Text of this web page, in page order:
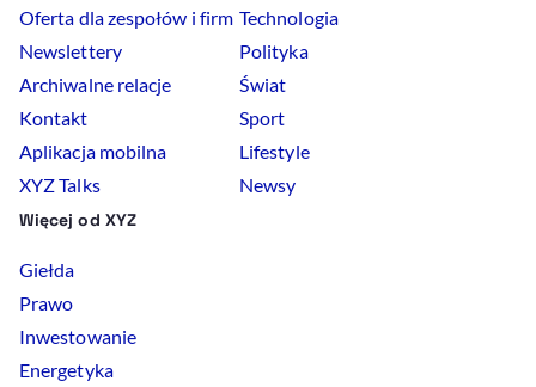
Oferta dla zespołów i firm
Newslettery
Archiwalne relacje
Kontakt
Aplikacja mobilna
XYZ Talks
Technologia
Polityka
Świat
Sport
Lifestyle
Newsy
Więcej od XYZ
Giełda
Prawo
Inwestowanie
Energetyka